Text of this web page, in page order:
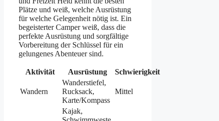
Plätze und weiß, welche Ausrüstung
für welche Gelegenheit nötig ist. Ein
begeisterter Camper weiß, dass die
perfekte Ausrüstung und sorgfältige
Vorbereitung der Schlüssel für ein
gelungenes Abenteuer sind.
Aktivität Ausrüstung Schwierigkeit
Wandern
Wanderstiefel,
Rucksack,
Karte/Kompass
Mittel
Kajak,